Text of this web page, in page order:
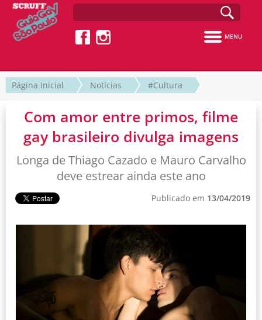
MENU
Página Inicial Notícias #Cultura
Com amor entre primos, filme
gay brasileiro divulga imagens
Longa de Thiago Cazado e Mauro Carvalho
deve estrear ainda este ano
Publicado em 13/04/2019